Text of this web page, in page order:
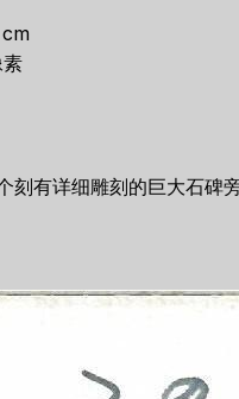
刻有详细雕刻的巨大石碑